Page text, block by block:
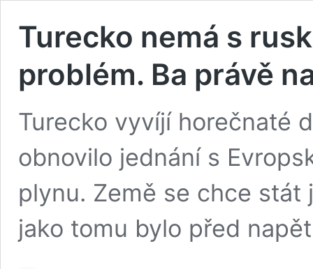
Turecko nemá s
problém. Ba právě
Turecko vyvíjí horečnaté
obnovilo jednání s
plynu. Země se chce
jako tomu bylo před